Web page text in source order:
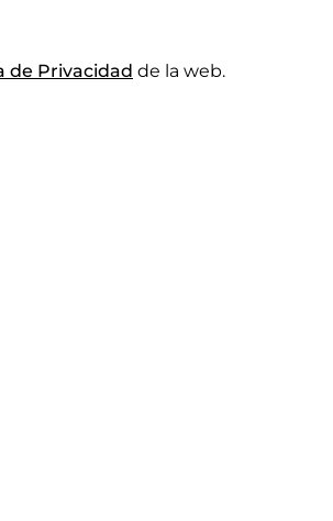
de Privacidad de la web.